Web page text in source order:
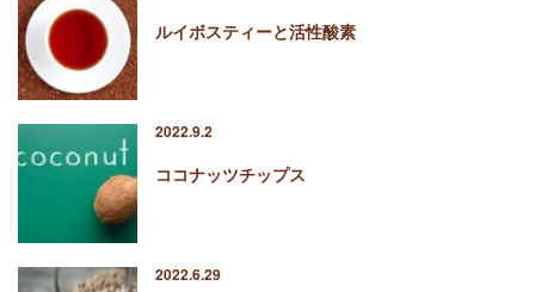
ルイボスティーと活性酸素
2022.9.2
ココナッツチップス
2022.6.29